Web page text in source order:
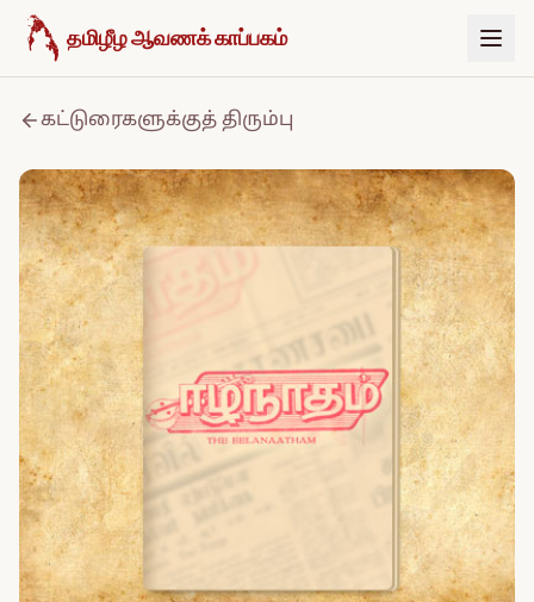
உள்ளடக்கத்திற்குச் செல்க
தமிழீழ ஆவணக் காப்பகம்
கட்டுரைகளுக்குத் திரும்பு